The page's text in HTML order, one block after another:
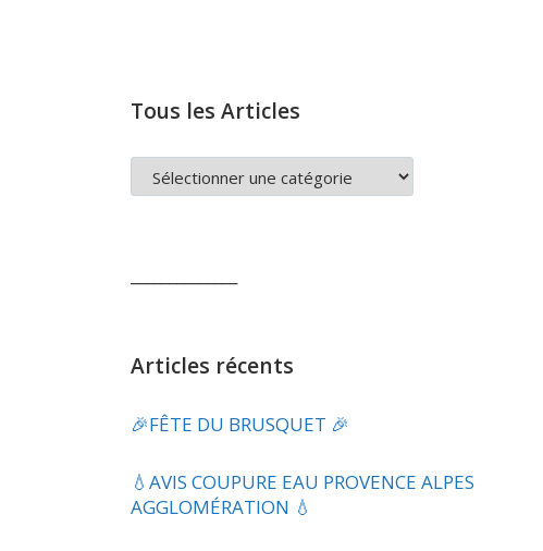
Tous les Articles
TOUS
LES
Articles récents
🎉FÊTE DU BRUSQUET 🎉
💧​AVIS COUPURE EAU PROVENCE ALPES
AGGLOMÉRATION 💧